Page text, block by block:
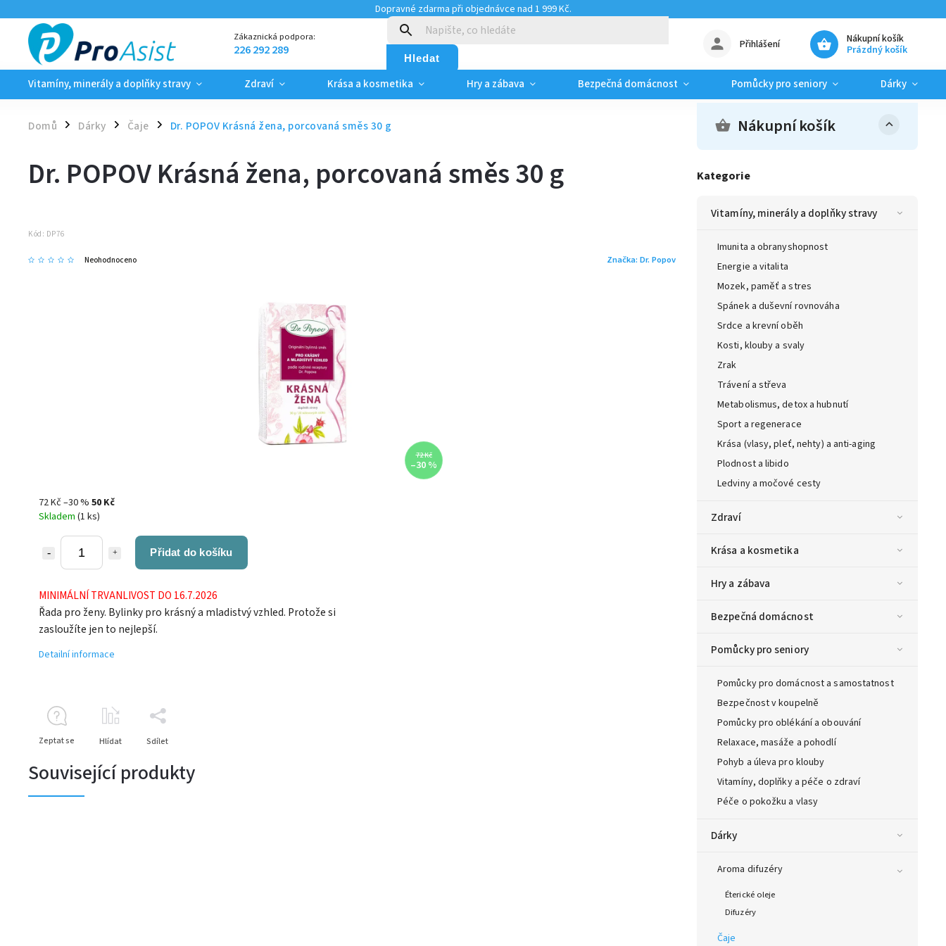
Dopravné zdarma při objednávce nad 1 999 Kč.
Zákaznická podpora:
226 292 289 Hledat
Nákupní košík
Prázdný košík
Přihlášení
Vitamíny, minerály a doplňky stravy Zdraví Krása a kosmetika Hry a zábava Bezpečná domácnost Pomůcky pro seniory Dárky
Domů / Dárky / Čaje / Dr. POPOV Krásná žena, porcovaná směs 30 g Nákupní košík
Kategorie
Vitamíny, minerály a doplňky stravy
Imunita a obranyshopnost
Energie a vitalita
Mozek, paměť a stres
Spánek a duševní rovnováha
Srdce a krevní oběh
Kosti, klouby a svaly
Zrak
Trávení a střeva
Metabolismus, detox a hubnutí
Sport a regenerace
Krása (vlasy, pleť, nehty) a anti-aging
Plodnost a libido
Ledviny a močové cesty
Zdraví
Krása a kosmetika
Hry a zábava
Bezpečná domácnost
Pomůcky pro seniory
Pomůcky pro domácnost a samostatnost
Bezpečnost v koupelně
Pomůcky pro oblékání a obouvání
Relaxace, masáže a pohodlí
Pohyb a úleva pro klouby
Vitamíny, doplňky a péče o zdraví
Péče o pokožku a vlasy
Dárky
Aroma difuzéry
Éterické oleje
Difuzéry
Čaje
Dr. POPOV Krásná žena, porcovaná směs 30 g
Kód: DP76
Neohodnoceno Značka: Dr. Popov
72 Kč
–30 %
72 Kč–30 % 50 Kč
Skladem (1 ks)
Přidat do košíku
MINIMÁLNÍ TRVANLIVOST DO 16.7.2026
Řada pro ženy. Bylinky pro krásný a mladistvý vzhled. Protože si
zasloužíte jen to nejlepší.
Detailní informace
Zeptat se Hlídat Sdílet
Související produkty